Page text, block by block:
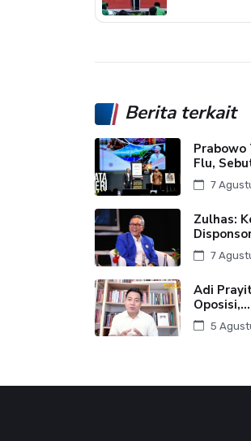
Berita terkait
Prabowo
Flu,
7
Zulhas:
7
Adi
Oposisi,...
5